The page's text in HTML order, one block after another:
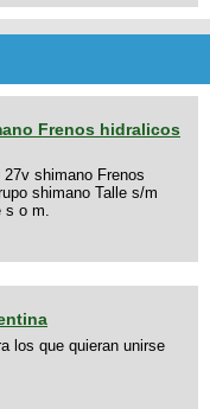
Frenos hidralicos
shimano Frenos
shimano Talle s/m
s o m.
los que quieran unirse